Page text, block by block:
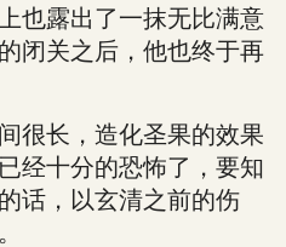
也露出了一抹无比满意
闭关之后，他也终于再
很长，造化圣果的效果
经十分的恐怖了，要知
话，以玄清之前的伤